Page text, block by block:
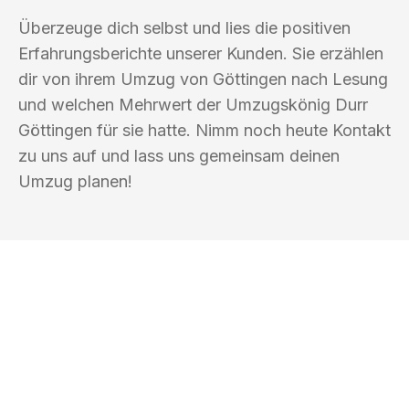
Überzeuge dich selbst und lies die positiven
Erfahrungsberichte unserer Kunden. Sie erzählen
dir von ihrem Umzug von Göttingen nach Lesung
und welchen Mehrwert der Umzugskönig Durr
Göttingen für sie hatte. Nimm noch heute Kontakt
zu uns auf und lass uns gemeinsam deinen
Umzug planen!